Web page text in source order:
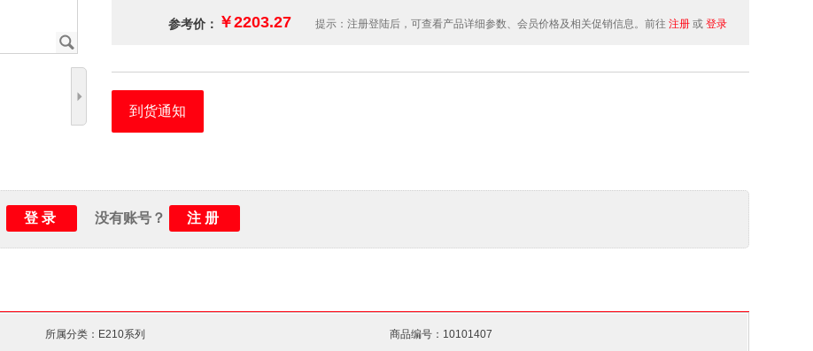
J
5
主触点NC数量：
参考价： ￥2203.27 提示：注册登陆后，可查看产品详细参数、会员价格及相关促销信息。前往 注册 或 登录
到货通知
登录 没有账号？ 注册
所属分类：E210系列 商品编号：10101407